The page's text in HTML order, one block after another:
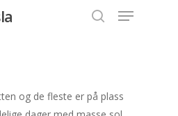
Menu
og de fleste er på plass